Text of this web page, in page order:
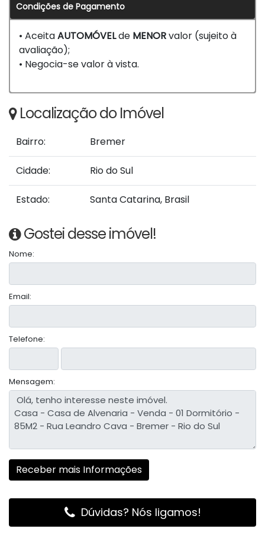
Condições de Pagamento
• AceitaAUTOMÓVELde MENORvalor (sujeito à
avaliação);
• Negocia-se valor à vista.
Localização do Imóvel
Bairro: Bremer
Cidade: Rio do Sul
Estado: Santa Catarina, Brasil
Gostei desse imóvel!
Nome:
Email:
Telefone:
Mensagem:
Dúvidas? Nós ligamos!